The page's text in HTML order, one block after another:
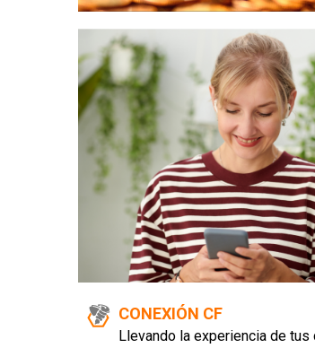
CONEXIÓN CF
Llevando la experiencia de